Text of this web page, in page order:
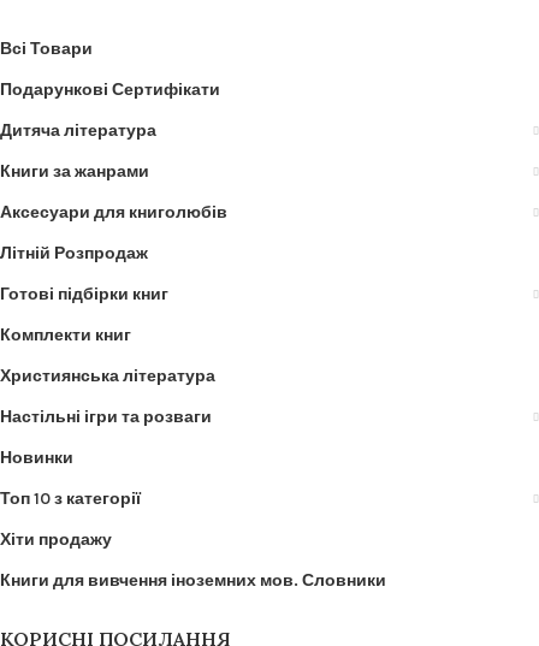
Всі Товари
Подарункові Сертифікати
Дитяча література
Книги за жанрами
Аксесуари для книголюбів
Літній Розпродаж
Готові підбірки книг
Комплекти книг
Християнська література
Настільні ігри та розваги
Новинки
Топ 10 з категорії
Хіти продажу
Книги для вивчення іноземних мов. Словники
КОРИСНІ ПОСИЛАННЯ